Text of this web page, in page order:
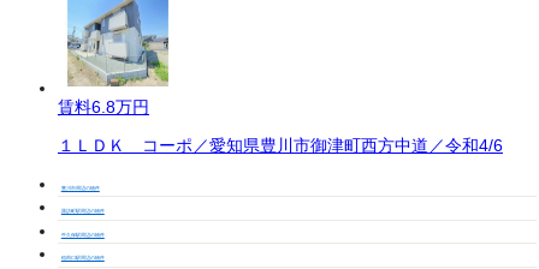
賃料6.8万円
１ＬＤＫ コーポ／愛知県豊川市御津町西方中道／令和4/6
豊川市周辺の物件
諏訪町駅周辺の物件
牛久保駅周辺の物件
稲荷口駅周辺の物件